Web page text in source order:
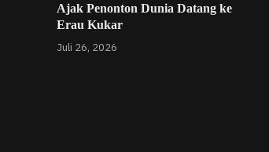
Ajak Penonton Dunia Datang ke
Erau Kukar
Juli 26, 2026